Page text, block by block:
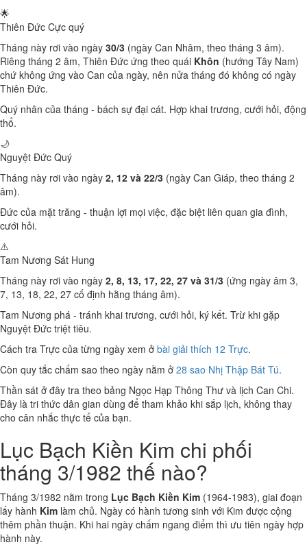
🌟
Thiên Đức Cực quý
Tháng này rơi vào ngày 30/3 (ngày Can Nhâm, theo tháng 3 âm).
Riêng tháng 2 âm, Thiên Đức ứng theo quái Khôn (hướng Tây Nam)
chứ không ứng vào Can của ngày, nên nửa tháng đó không có ngày
Thiên Đức.
Quý nhân của tháng - bách sự đại cát. Hợp khai trương, cưới hỏi, động
thổ.
🌙
Nguyệt Đức Quý
Tháng này rơi vào ngày 2, 12 và 22/3 (ngày Can Giáp, theo tháng 2
âm).
Đức của mặt trăng - thuận lợi mọi việc, đặc biệt liên quan gia đình,
cưới hỏi.
⚠️
Tam Nương Sát Hung
Tháng này rơi vào ngày 2, 8, 13, 17, 22, 27 và 31/3 (ứng ngày âm 3,
7, 13, 18, 22, 27 cố định hằng tháng âm).
Tam Nương phá - tránh khai trương, cưới hỏi, ký kết. Trừ khi gặp
Nguyệt Đức triệt tiêu.
Cách tra Trực của từng ngày xem ở bài giải thích 12 Trực.
Còn quy tắc chấm sao theo ngày nằm ở 28 sao Nhị Thập Bát Tú.
Thần sát ở đây tra theo bảng Ngọc Hạp Thông Thư và lịch Can Chi.
Đây là tri thức dân gian dùng để tham khảo khi sắp lịch, không thay
cho cân nhắc thực tế của bạn.
Lục Bạch Kiền Kim chi phối
tháng 3/1982 thế nào?
Tháng 3/1982 nằm trong Lục Bạch Kiền Kim (1964-1983), giai đoạn
lấy hành Kim làm chủ. Ngày có hành tương sinh với Kim được cộng
thêm phần thuận. Khi hai ngày chấm ngang điểm thì ưu tiên ngày hợp
hành này.